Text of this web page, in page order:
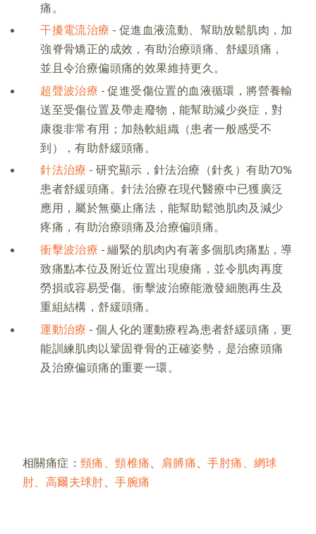
痛。
干擾電流治療 - 促進血液流動、幫助放鬆肌肉，加
強脊骨矯正的成效，有助治療頭痛、舒緩頭痛，
並且令治療偏頭痛的效果維持更久。
超聲波治療 - 促進受傷位置的血液循環，將營養輸
送至受傷位置及帶走廢物，能幫助減少炎症，對
康復非常有用；加熱軟組織（患者一般感受不
到），有助舒緩頭痛。
針法治療 - 研究顯示，針法治療（針炙）有助70%
患者舒緩頭痛。針法治療在現代醫療中已獲廣泛
應用，屬於無藥止痛法，能幫助鬆弛肌肉及減少
疼痛，有助治療頭痛及治療偏頭痛。
衝擊波治療 - 繃緊的肌肉內有著多個肌肉痛點，導
致痛點本位及附近位置出現痠痛，並令肌肉再度
勞損或容易受傷。衝擊波治療能激發細胞再生及
重組結構，舒緩頭痛。
運動治療 - 個人化的運動療程為患者舒緩頭痛，更
能訓練肌肉以鞏固脊骨的正確姿勢，是治療頭痛
及治療偏頭痛的重要一環。
相關痛症： 頸痛、頸椎痛 肩膊痛 、手肘痛、網球
肘、高爾夫球肘 、手腕痛